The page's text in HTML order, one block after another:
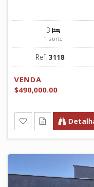
3
1 suíte
Ref: 3118
VENDA
$490,000.00